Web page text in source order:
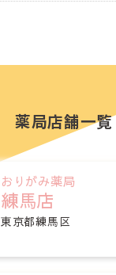
薬局店舗一覧
おりがみ薬局
練馬店
東京都練馬区